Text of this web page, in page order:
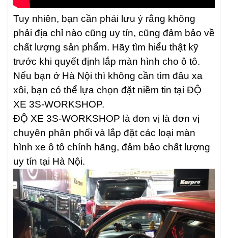
Tuy nhiên, bạn cần phải lưu ý rằng không
phải địa chỉ nào cũng uy tín, cũng đảm bảo về
chất lượng sản phẩm. Hãy tìm hiểu thật kỹ
trước khi quyết định lắp màn hình cho ô tô.
Nếu bạn ở Hà Nội thì không cần tìm đâu xa
xôi, bạn có thể lựa chọn đặt niềm tin tại ĐỘ
XE 3S-WORKSHOP.
ĐỘ XE 3S-WORKSHOP là đơn vị là đơn vị
chuyên phân phối và lắp đặt các loại màn
hình xe ô tô chính hãng, đảm bảo chất lượng
uy tín tại Hà Nội.